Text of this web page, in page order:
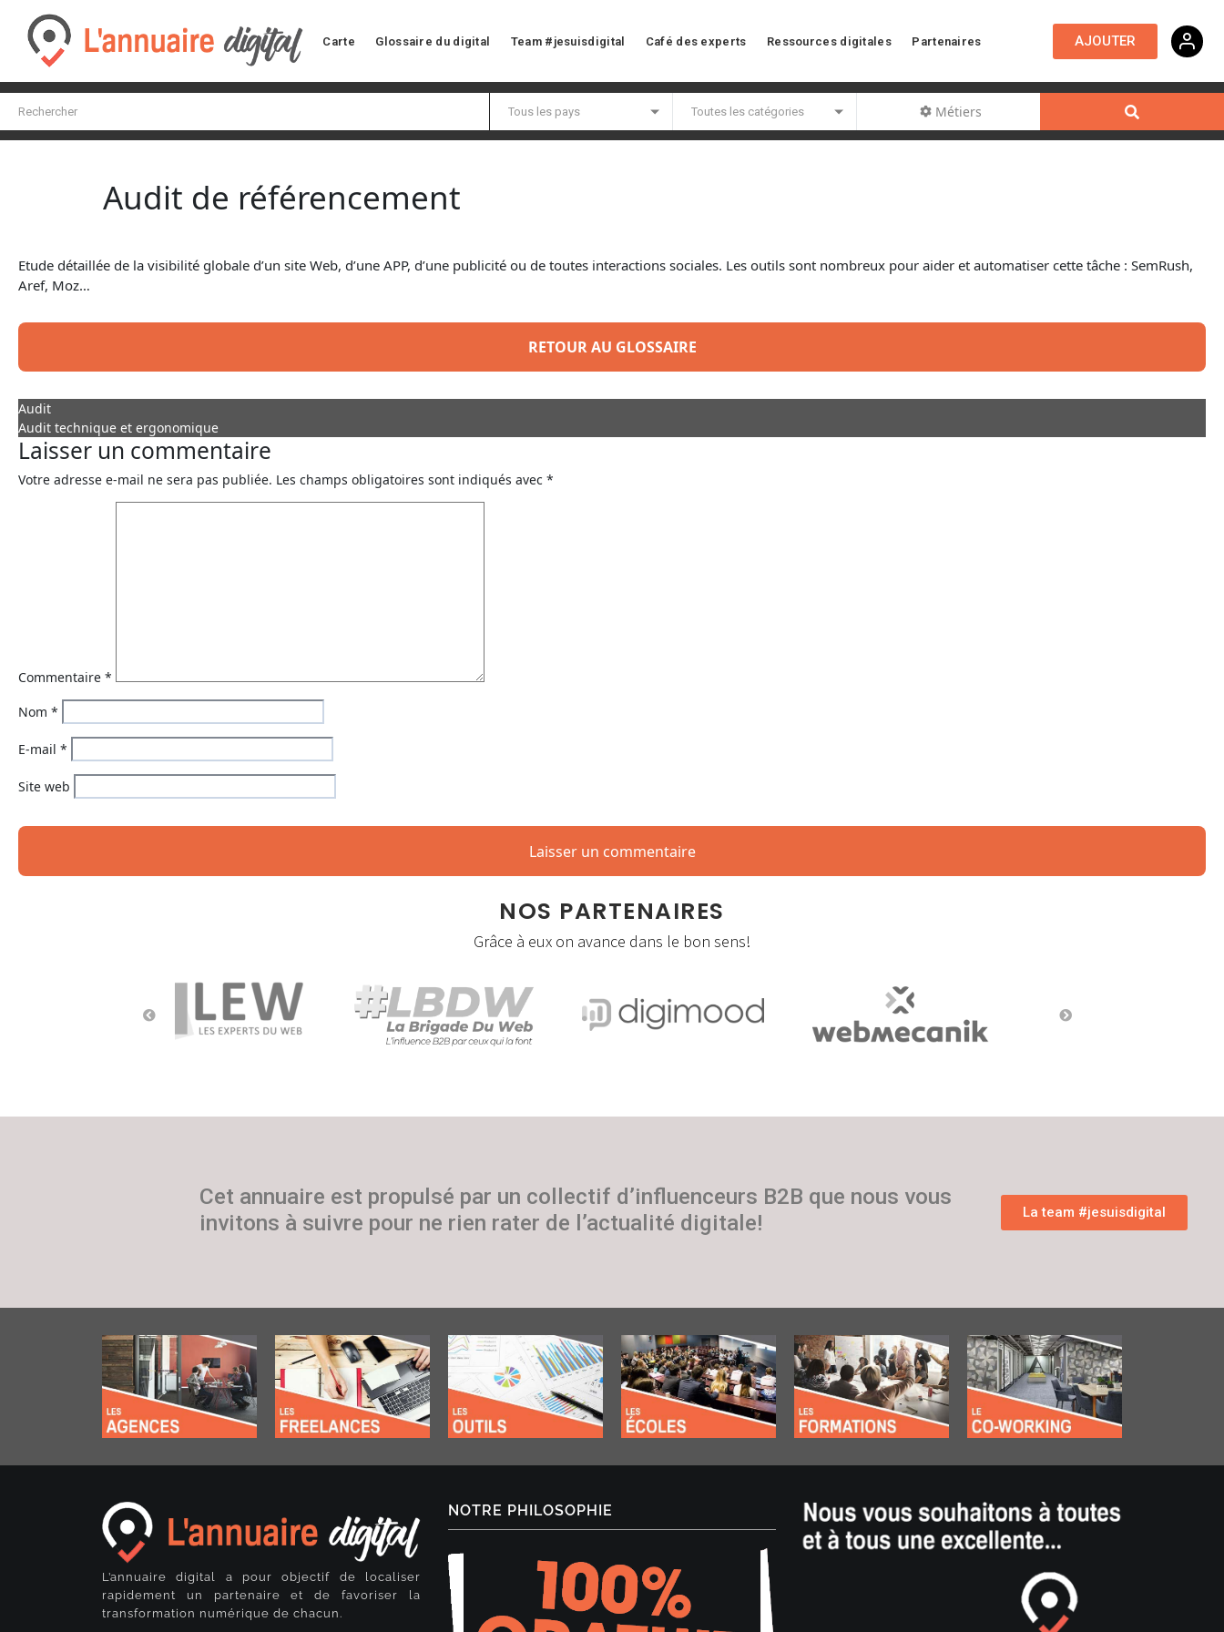
Carte Glossaire du digital Team #jesuisdigital Café des experts Ressources digitales Partenaires AJOUTER
Métiers
Audit de référencement
Etude détaillée de la visibilité globale d’un site Web, d’une APP, d’une publicité ou de toutes interactions sociales. Les outils sont nombreux pour aider et automatiser cette tâche : SemRush,
Aref, Moz…
RETOUR AU GLOSSAIRE
Audit
Audit technique et ergonomique
Laisser un commentaire
Votre adresse e-mail ne sera pas publiée. Les champs obligatoires sont indiqués avec *
Commentaire *
Nom *
E-mail *
Site web
NOS PARTENAIRES
Grâce à eux on avance dans le bon sens!
Cet annuaire est propulsé par un collectif d’influenceurs B2B que nous vous
invitons à suivre pour ne rien rater de l’actualité digitale!
La team #jesuisdigital
L’annuaire digital a pour objectif de localiser
rapidement un partenaire et de favoriser la
transformation numérique de chacun.
NOTRE PHILOSOPHIE